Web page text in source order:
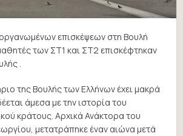
επισκέψεων στη Βουλή
των ΣΤ1 και ΣΤ2 επισκέφτηκαν
.
της Βουλής των Ελλήνων έχει μακρά
άμεσα με την ιστορία του
κράτους. Αρχικά Ανάκτορα του
μετατράπηκε έναν αιώνα μετά